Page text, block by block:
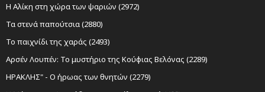
Η Αλίκη στη χώρα των ψαριών (2972)
Τα στενά παπούτσια (2880)
Το παιχνίδι της χαράς (2493)
Αρσέν Λουπέν: Το μυστήριο της Κούφιας Βελόνας (2289)
ΗΡΑΚΛΗΣ" - Ο ήρωας των θνητών (2279)